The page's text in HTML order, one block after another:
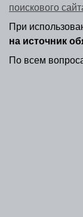
поискового
При
на источник
По всем